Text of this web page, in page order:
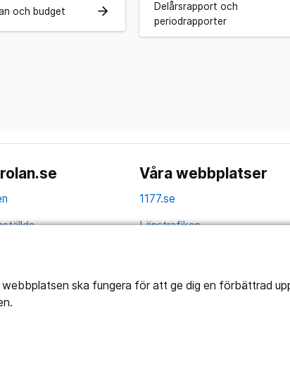
ska fungera för att ge dig en förbättrad
och budget arrow_forward
Delårsrapport och
periodrapporter
Våra webbplatser
1177.se
Länstrafiken
Utveckling